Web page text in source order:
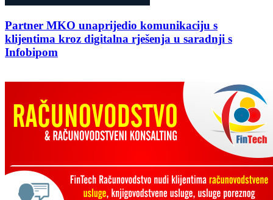
Partner MKO unaprijedio komunikaciju s
klijentima kroz digitalna rješenja u saradnji s
Infobipom